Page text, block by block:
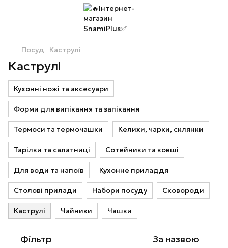
Посуд Каструлі
Каструлі
Кухонні ножі та аксесуари
Форми для випікання та запікання
Термоси та термочашки Келихи, чарки, склянки
Тарілки та салатниці Сотейники та ковші
Для води та напоїв Кухонне приладдя
Столові прилади Набори посуду Сковороди
Каструлі Чайники Чашки
Фільтр За назвою